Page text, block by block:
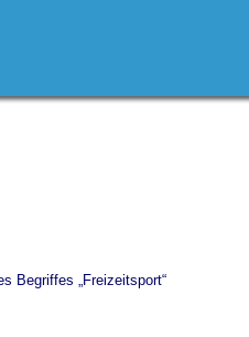
Begriffes „Freizeitsport“